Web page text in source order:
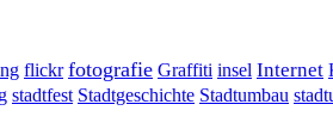
flickr fotografie Graffiti insel Internet
stadtfest Stadtgeschichte Stadtumbau